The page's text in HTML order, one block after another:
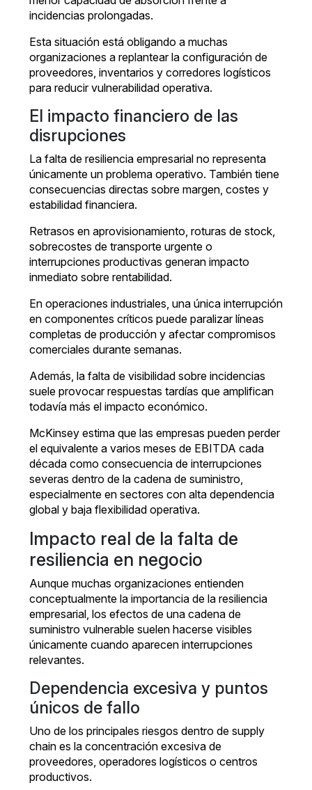
incidencias prolongadas.
Esta situación está obligando a muchas
organizaciones a replantear la configuración de
proveedores, inventarios y corredores logísticos
para reducir vulnerabilidad operativa.
El impacto financiero de las
disrupciones
La falta de resiliencia empresarial no representa
únicamente un problema operativo. También tiene
consecuencias directas sobre margen, costes y
estabilidad financiera.
Retrasos en aprovisionamiento, roturas de stock,
sobrecostes de transporte urgente o
interrupciones productivas generan impacto
inmediato sobre rentabilidad.
En operaciones industriales, una única interrupción
en componentes críticos puede paralizar líneas
completas de producción y afectar compromisos
comerciales durante semanas.
Además, la falta de visibilidad sobre incidencias
suele provocar respuestas tardías que amplifican
todavía más el impacto económico.
McKinsey estima que las empresas pueden perder
el equivalente a varios meses de EBITDA cada
década como consecuencia de interrupciones
severas dentro de la cadena de suministro,
especialmente en sectores con alta dependencia
global y baja flexibilidad operativa.
Impacto real de la falta de
resiliencia en negocio
Aunque muchas organizaciones entienden
conceptualmente la importancia de la resiliencia
empresarial, los efectos de una cadena de
suministro vulnerable suelen hacerse visibles
únicamente cuando aparecen interrupciones
relevantes.
Dependencia excesiva y puntos
únicos de fallo
Uno de los principales riesgos dentro de supply
chain es la concentración excesiva de
proveedores, operadores logísticos o centros
productivos.